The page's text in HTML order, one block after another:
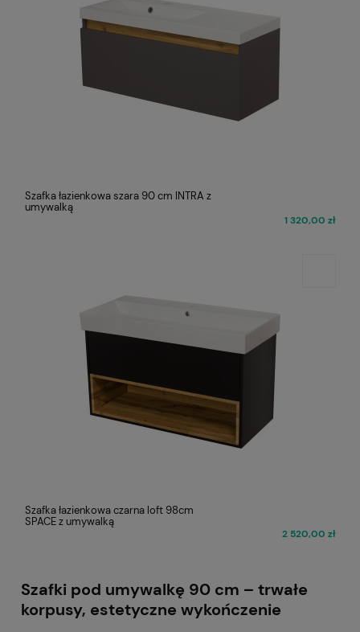
Szafka łazienkowa szara 90 cm INTRA z
umywalką
1 320,00 zł
Szafka łazienkowa czarna loft 98cm
SPACE z umywalką
2 520,00 zł
Szafki pod umywalkę 90 cm – trwałe
korpusy, estetyczne wykończenie